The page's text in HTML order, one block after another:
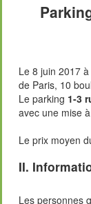
Le 8 juin 2017
de Paris, 10
Le parking 1-3
avec une mise
Le prix moyen
II.
Les personnes